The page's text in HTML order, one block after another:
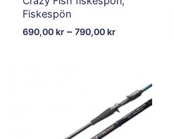
Fiskespön
690,00 kr – 790,00 kr